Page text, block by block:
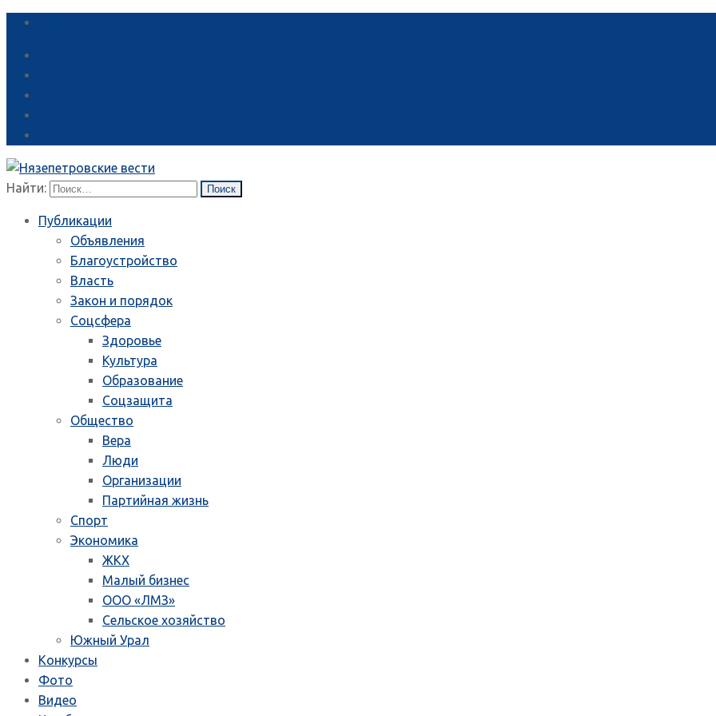
Найти:
Публикации
Объявления
Благоустройство
Власть
Закон и порядок
Соцсфера
Здоровье
Культура
Образование
Соцзащита
Общество
Вера
Люди
Организации
Партийная жизнь
Спорт
Экономика
ЖКХ
Малый бизнес
ООО «ЛМЗ»
Сельское хозяйство
Южный Урал
Конкурсы
Фото
Видео